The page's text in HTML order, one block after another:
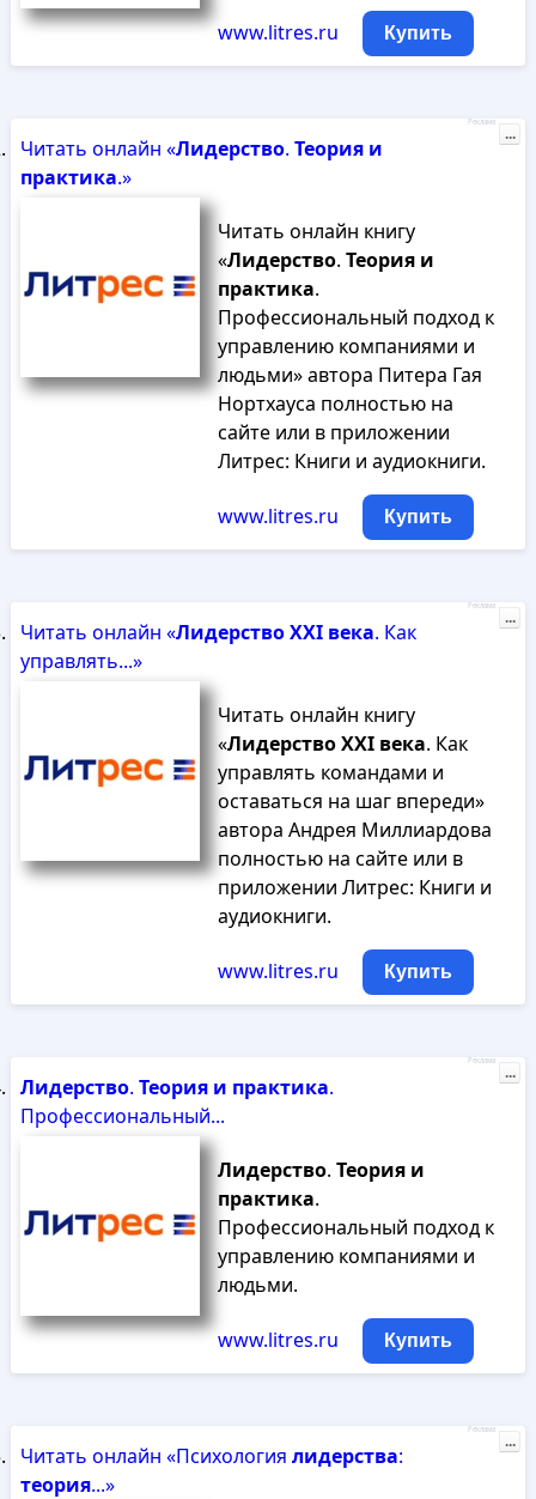
www.litres.ru Купить
Читать онлайн «Лидерство. Теория и
практика.»
Читать онлайн книгу
«Лидерство. Теория и
практика.
Профессиональный подход к
управлению компаниями и
людьми» автора Питера Гая
Нортхауса полностью на
сайте или в приложении
Литрес: Книги и аудиокниги.
www.litres.ru Купить
Реклама
...
Читать онлайн «ЛидерствоXXI века. Как
управлять...»
Читать онлайн книгу
«ЛидерствоXXI века. Как
управлять командами и
оставаться на шаг впереди»
автора Андрея Миллиардова
полностью на сайте или в
приложении Литрес: Книги и
аудиокниги.
www.litres.ru Купить
Реклама
...
Лидерство. Теория и практика.
Профессиональный...
Лидерство. Теория и
практика.
Профессиональный подход к
управлению компаниями и
людьми.
www.litres.ru Купить
Реклама
...
Читать онлайн «Психология лидерства:
теория...»
Реклама
...